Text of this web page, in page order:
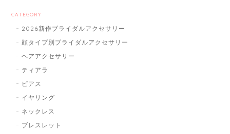
CATEGORY
2026新作ブライダルアクセサリー
顔タイプ別ブライダルアクセサリー
ヘアアクセサリー
ティアラ
ピアス
イヤリング
ネックレス
ブレスレット